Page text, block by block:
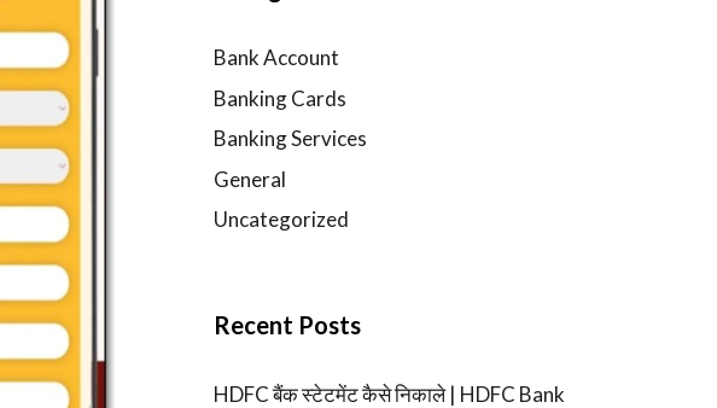
Bank Account
Banking Cards
Banking Services
General
Uncategorized
Recent Posts
HDFC बैंक स्टेटमेंट कैसे निकाले | HDFC Bank